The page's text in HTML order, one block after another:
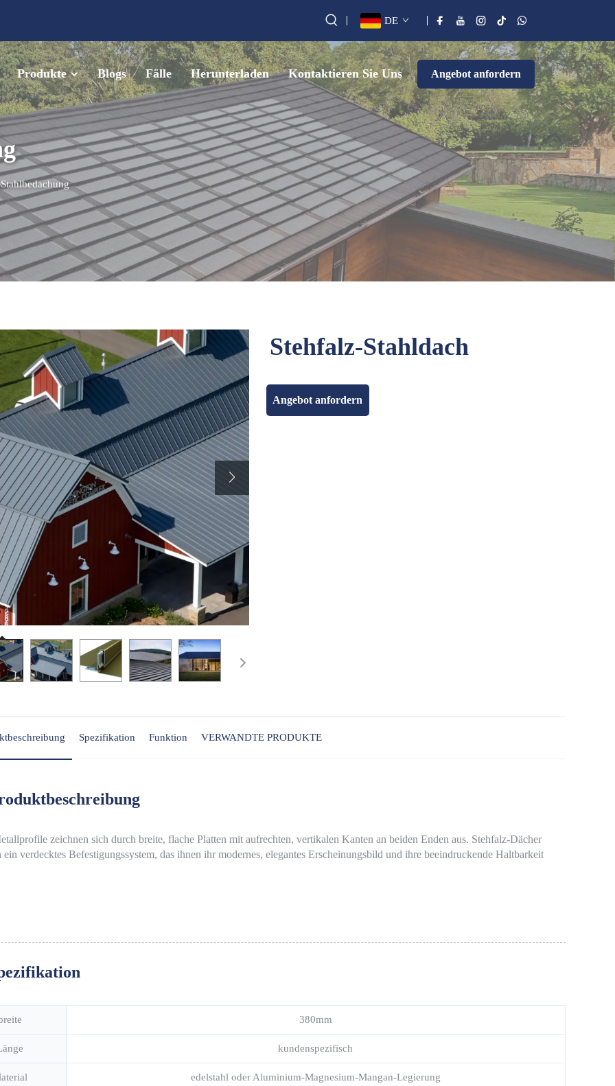
DE
Produkte Blogs Fälle Herunterladen Kontaktieren Sie Uns Angebot anfordern
Stehfalz-Stahldach
Angebot anfordern
Spezifikation Funktion VERWANDTE PRODUKTE
zeichnen sich durch breite, flache Platten mit aufrechten, vertikalen Kanten an beiden Enden aus. Stehfalz-Dächer
ein verdecktes Befestigungssystem, das ihnen ihr modernes, elegantes Erscheinungsbild und ihre beeindruckende Haltbarkeit
380mm
kundenspezifisch
edelstahl oder Aluminium-Magnesium-Mangan-Legierung